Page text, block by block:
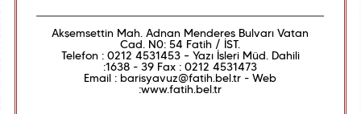
Akşemsettin Mah. Adnan Menderes Bulvarı Vatan
Cad. N0: 54 Fatih / İST.
Telefon : 0212 4531453 – Yazı İşleri Müd. Dahili
:1638 - 39 Fax : 0212 4531473
Email : barisyavuz@fatih.bel.tr - Web
:www.fatih.bel.tr